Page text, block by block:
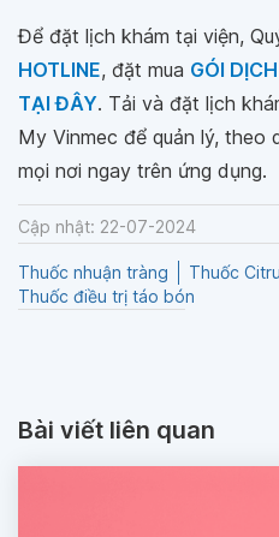
Để đặt lịch khám tại viện,
HOTLINE, đặt mua GÓI
TẠI ĐÂY. Tải và đặt lịch
My Vinmec để quản lý, theo
mọi nơi ngay trên ứng dụng.
Cập nhật: 22-07-2024
Thuốc nhuận tràng Thuốc
Thuốc điều trị táo bón
Bài viết liên quan